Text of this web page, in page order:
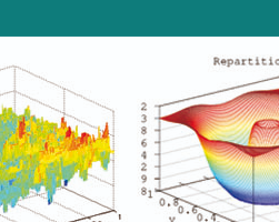
Rechercher :